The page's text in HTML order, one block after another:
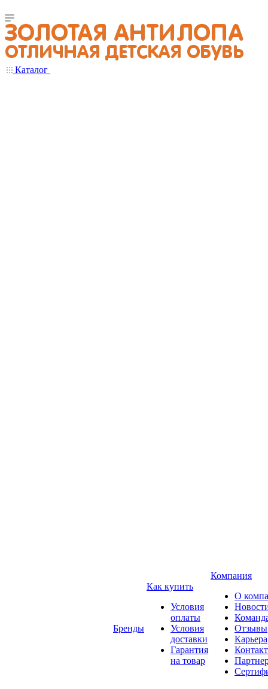
Каталог
Бренды
Как купить
Условия
оплаты
Условия
доставки
Гарантия
на товар
Компания
О
Отзывы
Карьера